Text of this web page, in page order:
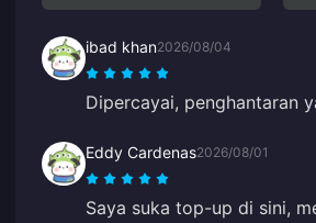
ibad khan2026/08/04
Dipercayai, penghantaran
Eddy Cardenas2026/08/01
Saya suka top-up di sini,